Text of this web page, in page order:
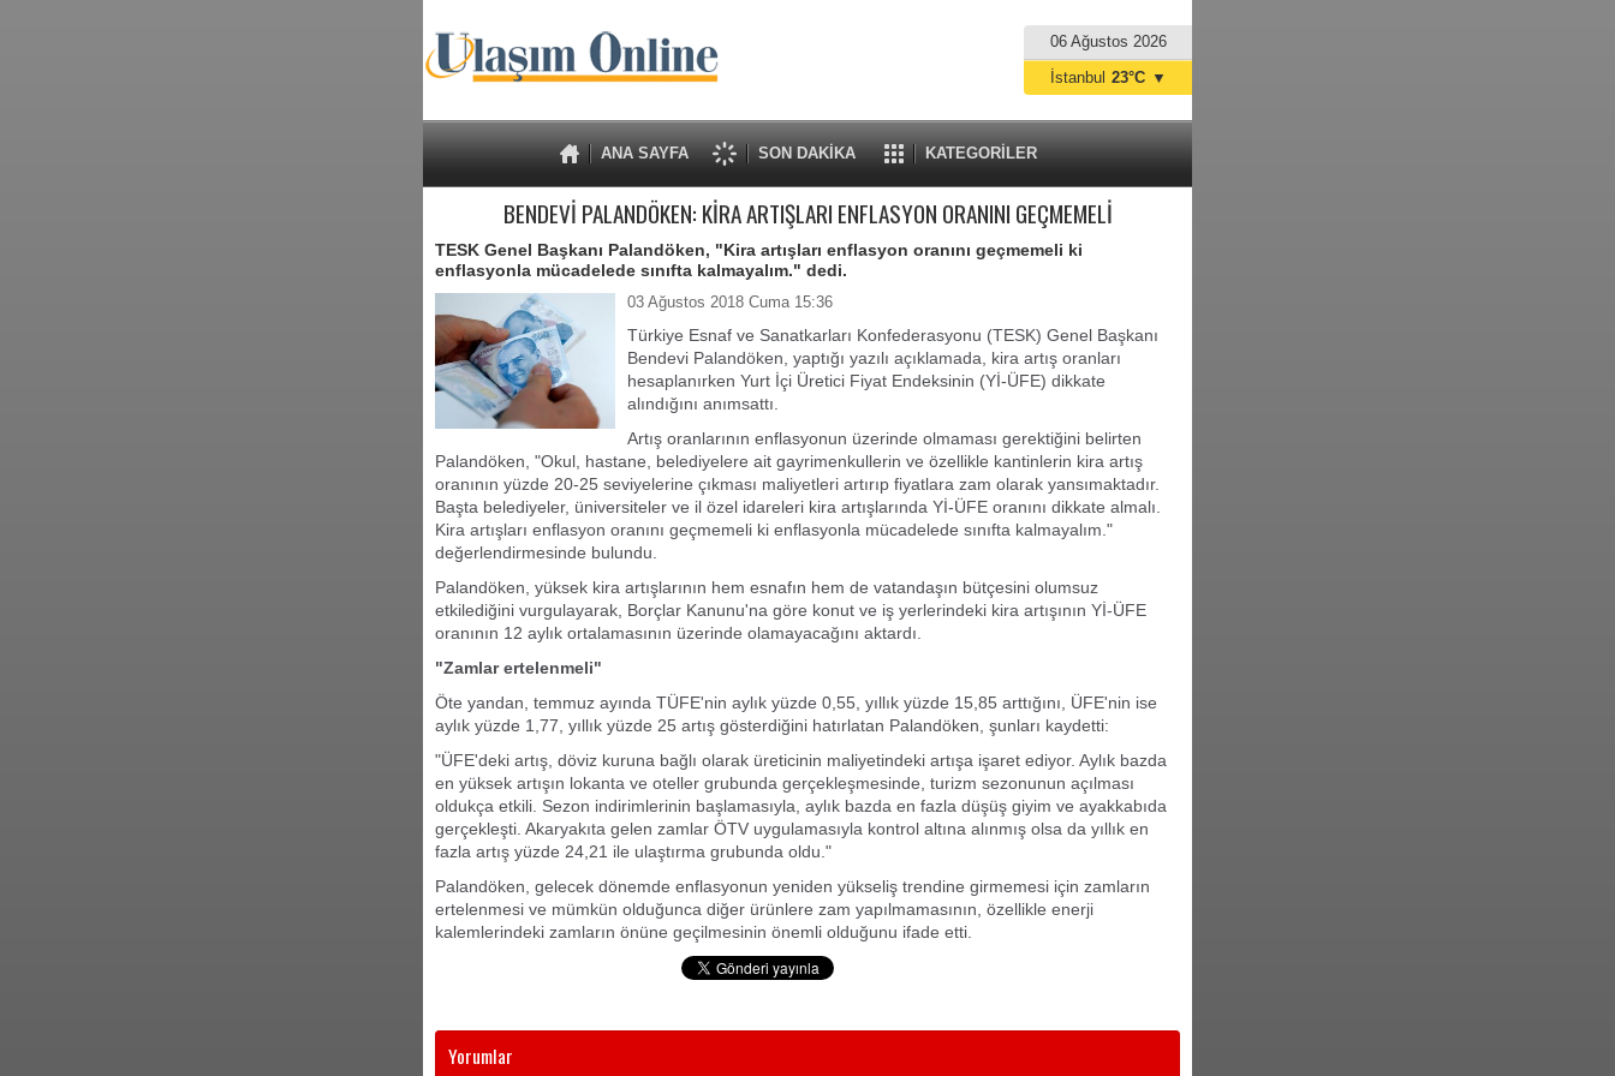
06 Ağustos 2026
ANA SAYFA SON DAKİKA KATEGORİLER
İstanbul 23°C ▼
BENDEVİ PALANDÖKEN: KİRA ARTIŞLARI ENFLASYON ORANINI GEÇMEMELİ
TESK Genel Başkanı Palandöken, "Kira artışları enflasyon oranını geçmemeli ki
enflasyonla mücadelede sınıfta kalmayalım." dedi.
03 Ağustos 2018 Cuma 15:36
Türkiye Esnaf ve Sanatkarları Konfederasyonu (TESK) Genel Başkanı
Bendevi Palandöken, yaptığı yazılı açıklamada, kira artış oranları
hesaplanırken Yurt İçi Üretici Fiyat Endeksinin (Yİ-ÜFE) dikkate
alındığını anımsattı.
Artış oranlarının enflasyonun üzerinde olmaması gerektiğini belirten
Palandöken, "Okul, hastane, belediyelere ait gayrimenkullerin ve özellikle kantinlerin kira artış
oranının yüzde 20-25 seviyelerine çıkması maliyetleri artırıp fiyatlara zam olarak yansımaktadır.
Başta belediyeler, üniversiteler ve il özel idareleri kira artışlarında Yİ-ÜFE oranını dikkate almalı.
Kira artışları enflasyon oranını geçmemeli ki enflasyonla mücadelede sınıfta kalmayalım."
değerlendirmesinde bulundu.
Palandöken, yüksek kira artışlarının hem esnafın hem de vatandaşın bütçesini olumsuz
etkilediğini vurgulayarak, Borçlar Kanunu'na göre konut ve iş yerlerindeki kira artışının Yİ-ÜFE
oranının 12 aylık ortalamasının üzerinde olamayacağını aktardı.
"Zamlar ertelenmeli"
Öte yandan, temmuz ayında TÜFE'nin aylık yüzde 0,55, yıllık yüzde 15,85 arttığını, ÜFE'nin ise
aylık yüzde 1,77, yıllık yüzde 25 artış gösterdiğini hatırlatan Palandöken, şunları kaydetti:
"ÜFE'deki artış, döviz kuruna bağlı olarak üreticinin maliyetindeki artışa işaret ediyor. Aylık bazda
en yüksek artışın lokanta ve oteller grubunda gerçekleşmesinde, turizm sezonunun açılması
oldukça etkili. Sezon indirimlerinin başlamasıyla, aylık bazda en fazla düşüş giyim ve ayakkabıda
gerçekleşti. Akaryakıta gelen zamlar ÖTV uygulamasıyla kontrol altına alınmış olsa da yıllık en
fazla artış yüzde 24,21 ile ulaştırma grubunda oldu."
Palandöken, gelecek dönemde enflasyonun yeniden yükseliş trendine girmemesi için zamların
ertelenmesi ve mümkün olduğunca diğer ürünlere zam yapılmamasının, özellikle enerji
kalemlerindeki zamların önüne geçilmesinin önemli olduğunu ifade etti.
Yorumlar